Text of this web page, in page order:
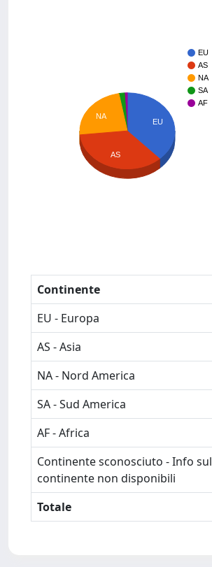
EU
AS
NA
SA
AF
EU
NA
AS
Continente
EU - Europa
AS - Asia
NA - Nord America
SA - Sud America
AF - Africa
Continente sconosciuto - Info sul
continente non disponibili
Totale